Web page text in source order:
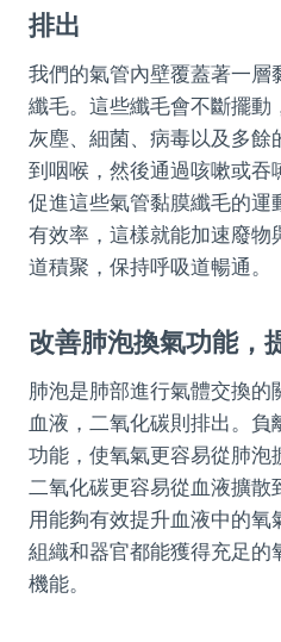
排出
我們的氣管內壁覆蓋著一層
纖毛。這些纖毛會不斷擺動
灰塵、細菌、病毒以及多
到咽喉，然後通過咳嗽或吞
促進這些氣管黏膜纖毛的運
有效率，這樣就能加速廢物
道積聚，保持呼吸道暢通。
改善肺泡換氣功能，
肺泡是肺部進行氣體交換的
血液，二氧化碳則排出。
功能，使氧氣更容易從肺泡
二氧化碳更容易從血液擴
用能夠有效提升血液中的
組織和器官都能獲得充足的
機能。